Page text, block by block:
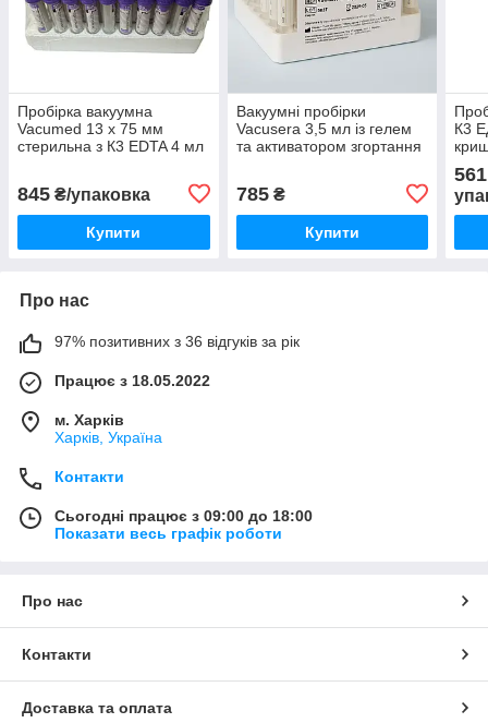
Пробірка вакуумна
Vacumed 13 x 75 мм
стерильна з К3 EDTA 4 мл
845 ₴/упаковка
Купити
Вакуумні пробірки
Vacusera 3,5 мл із гелем
та активатором згортання
785₴
Купити
К3
Про нас
97% позитивних з 36 відгуків за рік
Працює з 18.05.2022
м. Харків
Харків, Україна
Контакти
Сьогодні працює з 09:00 до 18:00
Показати весь графік роботи
Про нас
Контакти
Доставка та оплата